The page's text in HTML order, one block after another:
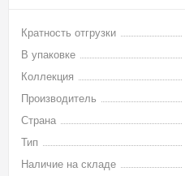
Кратность отгрузки
В упаковке
Коллекция
Производитель
Страна
Тип
Наличие на складе